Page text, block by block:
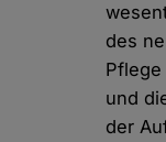
des
und
der